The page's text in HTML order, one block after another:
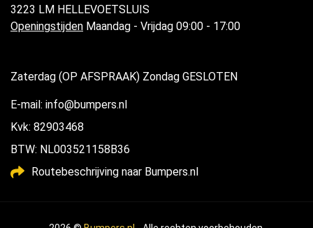
3223 LM HELLEVOETSLUIS
Openingstijden Maandag - Vrijdag 09:00 - 17:00
Zaterdag (OP AFSPRAAK) Zondag GESLOTEN
E-mail: info@bumpers.nl
Kvk: 82903468
BTW: NL003521158B36
Routebeschrijving naar Bumpers.nl